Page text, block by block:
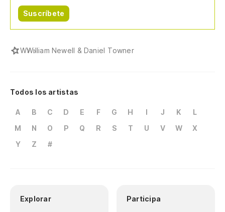
Suscríbete
WWilliam Newell & Daniel Towner
Todos los artistas
A B C D E F G H I J K
L
M
N O P Q R S T U V W
X
Y
Z #
Explorar Participa